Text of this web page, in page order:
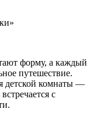
форму, а каждый
путешествие.
детской комнаты —
с